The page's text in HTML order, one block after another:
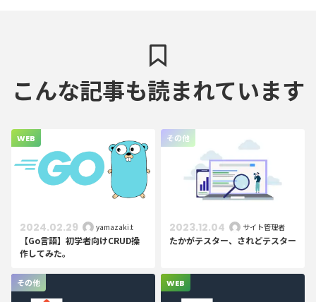
こんな記事も読まれています
WEB
【Go言語】初学者向けCRUD操
作してみた。
2024.02.29 yamazaki.t
その他
たかがテスター、されどテスター
2023.12.04 サイト管理者
その他 WEB